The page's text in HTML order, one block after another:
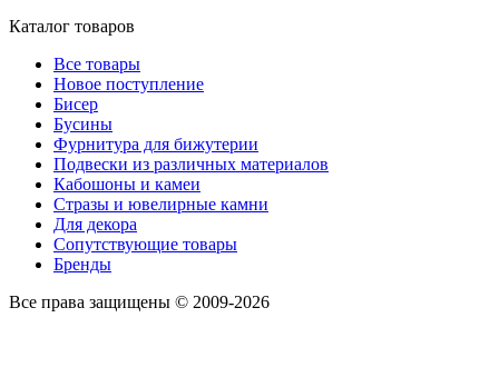
Каталог товаров
Все товары
Новое поступление
Бисер
Бусины
Фурнитура для бижутерии
Подвески из различных материалов
Кабошоны и камеи
Стразы и ювелирные камни
Для декора
Сопутствующие товары
Бренды
Все права защищены © 2009-2026